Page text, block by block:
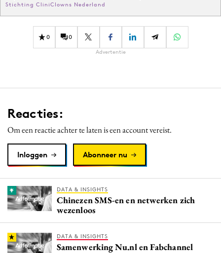
Stichting CliniClowns Nederland
0 0
Advertentie
Reacties:
Om een reactie achter te laten is een account vereist.
Inloggen Abonneer nu
DATA & INSIGHTS
Chinezen SMS-en en netwerken zich
wezenloos
DATA & INSIGHTS
Samenwerking Nu.nl en Fabchannel